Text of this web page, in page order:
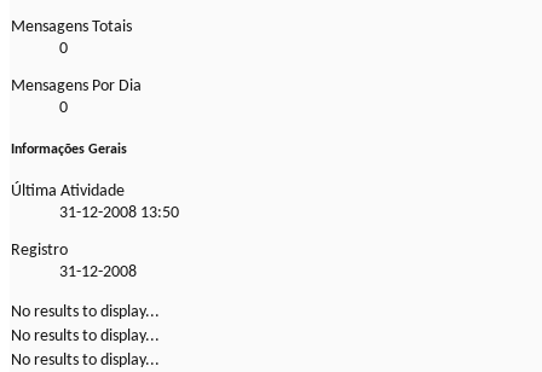
Mensagens Totais
0
Mensagens Por Dia
0
Informações Gerais
Última Atividade
31-12-2008 13:50
Registro
31-12-2008
No results to display...
No results to display...
No results to display...